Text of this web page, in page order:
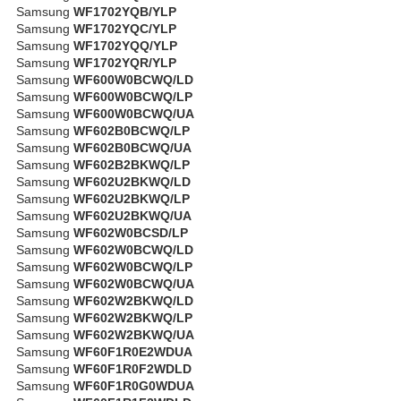
Samsung WF1702YQB/YLP
Samsung WF1702YQC/YLP
Samsung WF1702YQQ/YLP
Samsung WF1702YQR/YLP
Samsung WF600W0BCWQ/LD
Samsung WF600W0BCWQ/LP
Samsung WF600W0BCWQ/UA
Samsung WF602B0BCWQ/LP
Samsung WF602B0BCWQ/UA
Samsung WF602B2BKWQ/LP
Samsung WF602U2BKWQ/LD
Samsung WF602U2BKWQ/LP
Samsung WF602U2BKWQ/UA
Samsung WF602W0BCSD/LP
Samsung WF602W0BCWQ/LD
Samsung WF602W0BCWQ/LP
Samsung WF602W0BCWQ/UA
Samsung WF602W2BKWQ/LD
Samsung WF602W2BKWQ/LP
Samsung WF602W2BKWQ/UA
Samsung WF60F1R0E2WDUA
Samsung WF60F1R0F2WDLD
Samsung WF60F1R0G0WDUA